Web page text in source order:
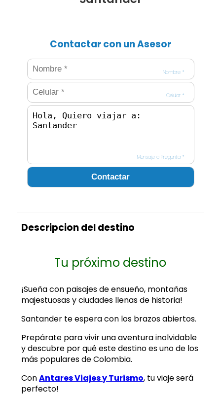
Contactar con un Asesor
Nombre *
Celular *
Mensaje o Pregunta *
Descripcion del destino
Tu próximo destino
¡Sueña con paisajes de ensueño, montañas
majestuosas y ciudades llenas de historia! ️
Santander te espera con los brazos abiertos.
Prepárate para vivir una aventura inolvidable
y descubre por qué este destino es uno de los
más populares de Colombia.
ConAntares Viajes y Turismo, tu viaje será
perfecto!